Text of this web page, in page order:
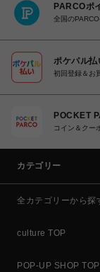
PARCOポ
全国の
ポケパル払
初回登録＆お
POCKET
コイン＆クー
カテゴリー
全カテゴリーから探
culture TOP
POP-UP SHOP TOP